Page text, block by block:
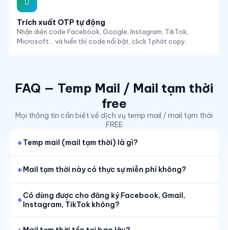
Trích xuất OTP tự động
Nhận diện code Facebook, Google, Instagram, TikTok,
Microsoft... và hiển thị code nổi bật, click 1 phát copy.
FAQ — Temp Mail / Mail tạm thời
free
Mọi thông tin cần biết về dịch vụ temp mail / mail tạm thời
FREE
Temp mail (mail tạm thời) là gì?
Mail tạm thời này có thực sự miễn phí không?
Có dùng được cho đăng ký Facebook, Gmail,
Instagram, TikTok không?